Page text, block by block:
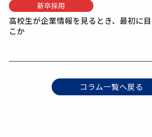
新卒採用
高校生が企業情報を見るとき、最初に
こか
コラム一覧へ戻る